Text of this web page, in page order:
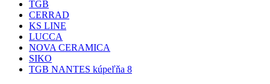
TGB
CERRAD
KS LINE
LUCCA
NOVA CERAMICA
SIKO
TGB NANTES kúpeľňa 8